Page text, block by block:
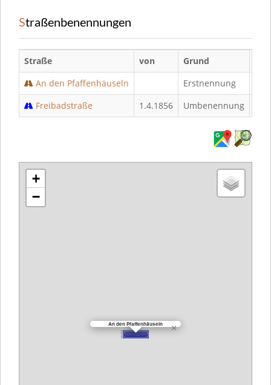
Straßenbenennungen
Straße von Grund
An den Pfaffenhäuseln
Erstnennung
Freibadstraße
1.4.1856 Umbenennung
An den Pfaffenhäuseln ×
+
−